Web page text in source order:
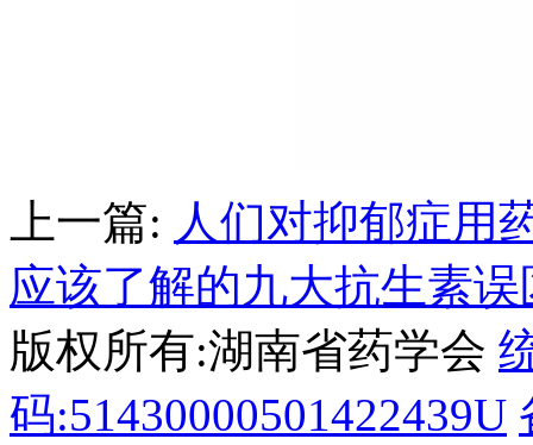
上一篇: 人们对抑郁症用
应该了解的九大抗生素误
版权所有:湖南省药学会
码:51430000501422439U